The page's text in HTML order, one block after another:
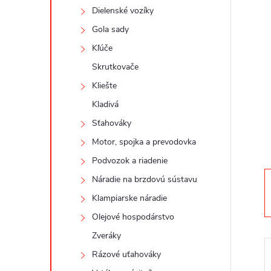
Dielenské vozíky
Gola sady
Kľúče
Skrutkovače
Kliešte
Kladivá
Sťahováky
Motor, spojka a prevodovka
Podvozok a riadenie
Náradie na brzdovú sústavu
Klampiarske náradie
Olejové hospodárstvo
Zveráky
Rázové uťahováky